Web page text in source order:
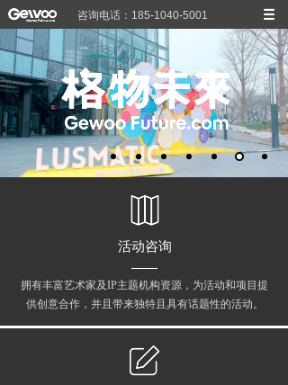
咨询电话：185-1040-5001
活动咨询
拥有丰富艺术家及IP主题机构资源，为活动和项目提
供创意合作，并且带来独特且具有话题性的活动。